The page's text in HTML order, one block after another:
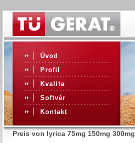
Úvod
Profil
Kvalita
Softvér
Kontakt
Preis von lyrica 75mg 150mg